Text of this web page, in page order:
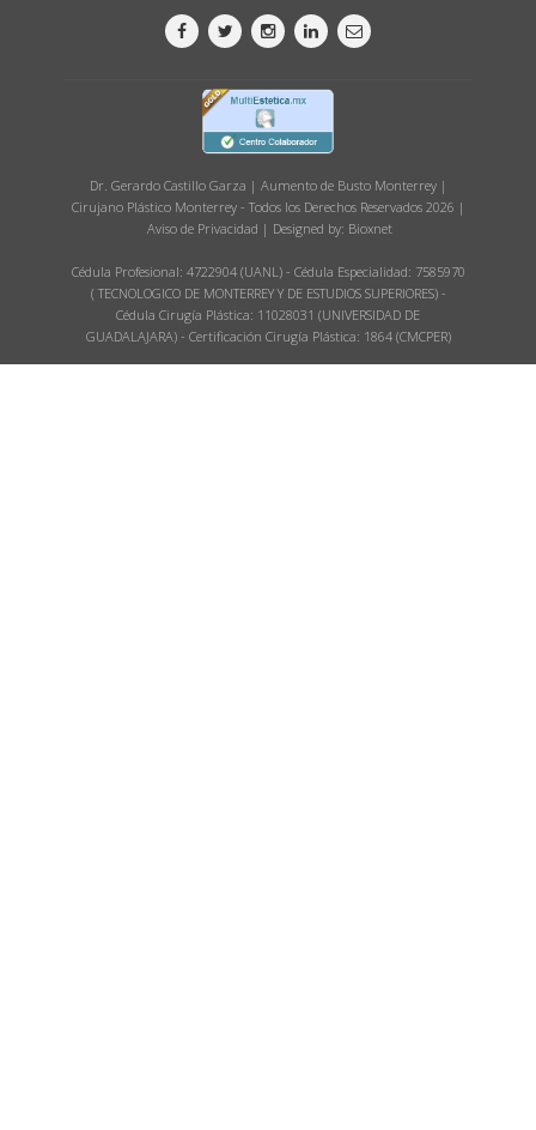
Dr. Gerardo Castillo Garza | Aumento de Busto Monterrey |
Cirujano Plástico Monterrey - Todos los Derechos Reservados 2026 |
Aviso de Privacidad | Designed by: Bioxnet
Cédula Profesional: 4722904 (UANL) - Cédula Especialidad: 7585970
( TECNOLOGICO DE MONTERREY Y DE ESTUDIOS SUPERIORES) -
Cédula Cirugía Plástica: 11028031 (UNIVERSIDAD DE
GUADALAJARA) - Certificación Cirugía Plástica: 1864 (CMCPER)